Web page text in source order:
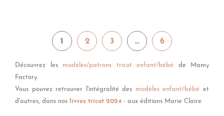
1 2 3 ... 6
Découvrez les modèles/patrons tricot enfant/bébé de Mamy
Factory.
Vous pouvez retrouver l'intégralité des modèles enfant/bébéet
d'autres, dans nos
livres tricot 2024 - aux éditions Marie Claire.